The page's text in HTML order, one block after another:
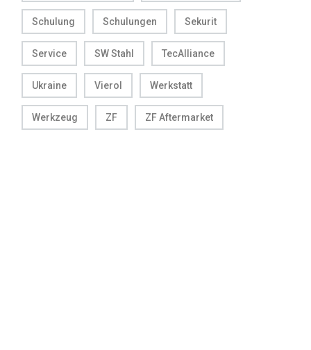
Schulung Schulungen Sekurit
Service SW Stahl TecAlliance
Ukraine Vierol Werkstatt
Werkzeug ZF ZF Aftermarket